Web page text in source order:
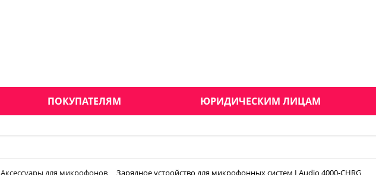
ПОКУПАТЕЛЯМ ЮРИДИЧЕСКИМ ЛИЦАМ
Аксессуары для микрофонов Зарядное устройство для микрофонных систем LАudio 4000-CHRG